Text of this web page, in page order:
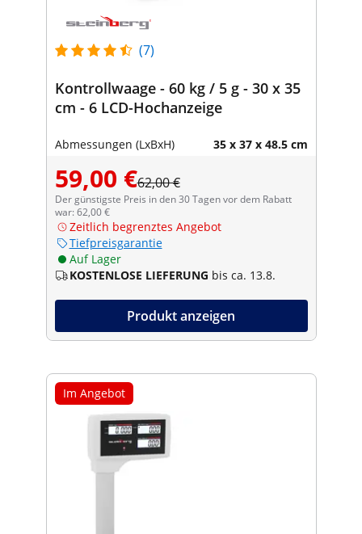
(7)
Kontrollwaage - 60 kg / 5 g - 30 x 35
cm - 6 LCD-Hochanzeige
Abmessungen (LxBxH) 35 x 37 x 48.5 cm
59,00 €62,00 €
Der günstigste Preis in den 30 Tagen vor dem Rabatt
war: 62,00 €
Zeitlich begrenztes Angebot
Tiefpreisgarantie
Auf Lager
KOSTENLOSE LIEFERUNG bis ca. 13.8.
Produkt anzeigen
Im Angebot